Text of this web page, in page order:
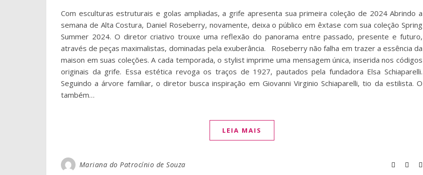
Com esculturas estruturais e golas ampliadas, a grife apresenta sua primeira coleção de 2024 Abrindo a
semana de Alta Costura, Daniel Roseberry, novamente, deixa o público em êxtase com sua coleção Spring
Summer 2024. O diretor criativo trouxe uma reflexão do panorama entre passado, presente e futuro,
através de peças maximalistas, dominadas pela exuberância. Roseberry não falha em trazer a essência da
maison em suas coleções. A cada temporada, o stylist imprime uma mensagem única, inserida nos códigos
originais da grife. Essa estética revoga os traços de 1927, pautados pela fundadora Elsa Schiaparelli.
Seguindo a árvore familiar, o diretor busca inspiração em Giovanni Virginio Schiaparelli, tio da estilista. O
também…
LEIA MAIS
Mariana do Patrocínio de Souza